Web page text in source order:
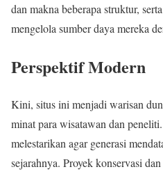
dan makna beberapa struktur,
mengelola sumber daya mereka
Perspektif Modern
Kini, situs ini menjadi warisan
minat para wisatawan dan
melestarikan agar generasi
sejarahnya. Proyek konservasi